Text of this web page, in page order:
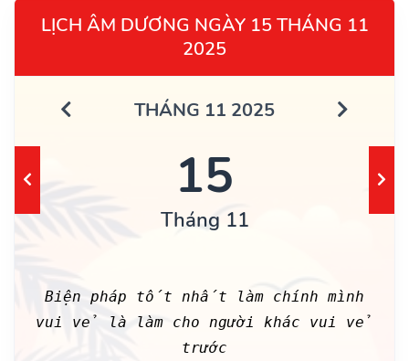
LỊCH ÂM DƯƠNG NGÀY 15 THÁNG 11
2025
THÁNG 11 2025
15
Tháng 11
Biện pháp tốt nhất làm chính mình
vui vẻ là làm cho người khác vui vẻ
trước